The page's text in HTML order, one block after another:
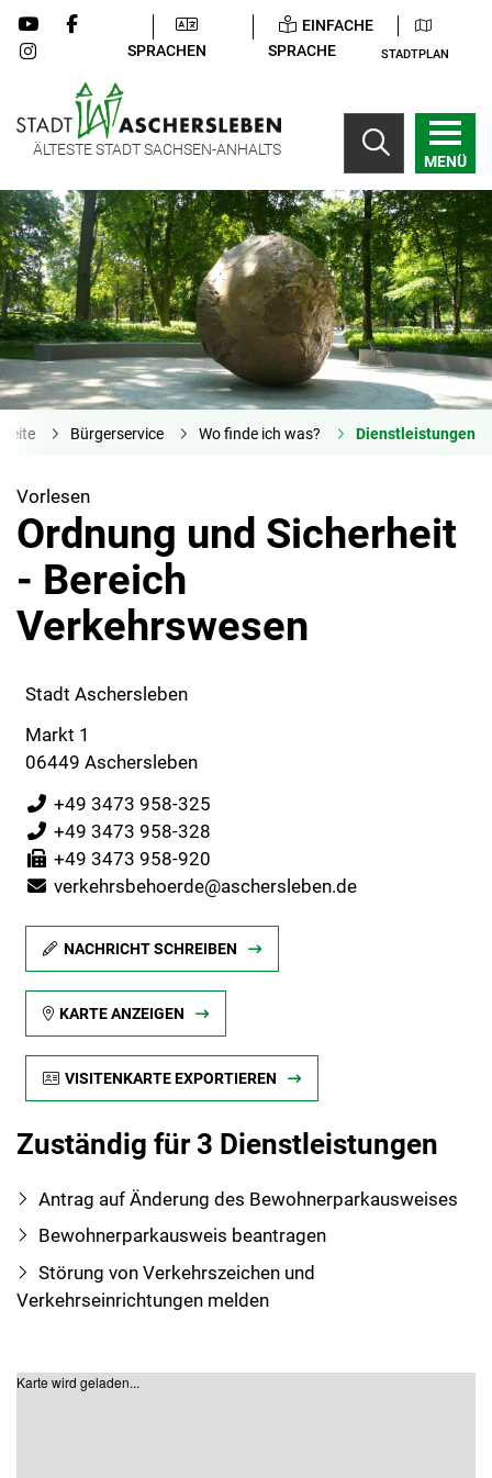
SPRACHEN
EINFACHE
SPRACHE
STADTPLAN
ÄLTESTE STADT SACHSEN-ANHALTS
MENÜ
Bürgerservice Wo finde ich was? Dienstleistungen
Vorlesen
Ordnung und Sicherheit
- Bereich
Verkehrswesen
Stadt Aschersleben
Markt 1
06449 Aschersleben
+49 3473 958-325
+49 3473 958-328
+49 3473 958-920
verkehrsbehoerde@aschersleben.de
NACHRICHT SCHREIBEN
KARTE ANZEIGEN
VISITENKARTE EXPORTIEREN
Zuständig für 3 Dienstleistungen
Antrag auf Änderung des Bewohnerparkausweises
Bewohnerparkausweis beantragen
Störung von Verkehrszeichen und
Verkehrseinrichtungen melden
Karte wird geladen...